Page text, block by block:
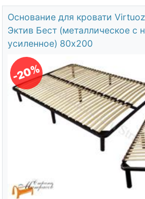
Основание для кровати
Эктив Бест (металлическое с
усиленное) 80х200
-20%